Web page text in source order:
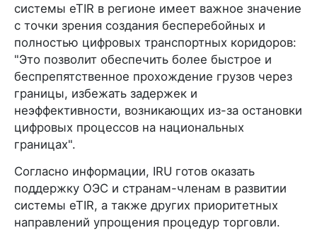
системы eTIR в регионе имеет важное значение
с точки зрения создания бесперебойных и
полностью цифровых транспортных коридоров:
"Это позволит обеспечить более быстрое и
беспрепятственное прохождение грузов через
границы, избежать задержек и
неэффективности, возникающих из-за остановки
цифровых процессов на национальных
границах".
Согласно информации, IRU готов оказать
поддержку ОЭС и странам-членам в развитии
системы eTIR, а также других приоритетных
направлений упрощения процедур торговли.